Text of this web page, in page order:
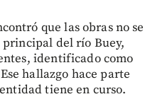
que las obras no se
del río Buey,
identificado como
hallazgo hace parte
tiene en curso.